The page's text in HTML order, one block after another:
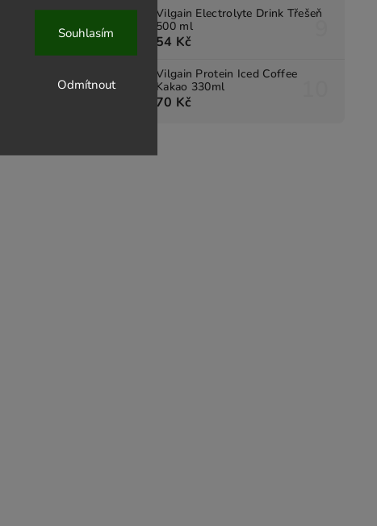
Odmítnout
Souhlasím
Vilgain Electrolyte Drink Třešeň
500 ml
54 Kč
Vilgain Protein Iced Coffee
Kakao 330ml
70 Kč